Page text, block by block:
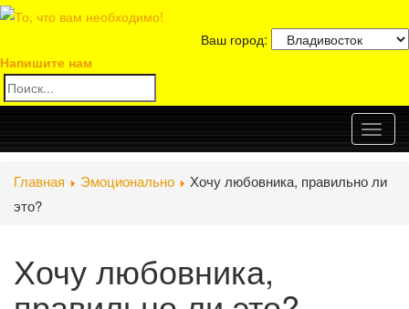
Ваш город:
Напишите нам
Главная Эмоционально
Хочу любовника, правильно ли
это?
Хочу любовника,